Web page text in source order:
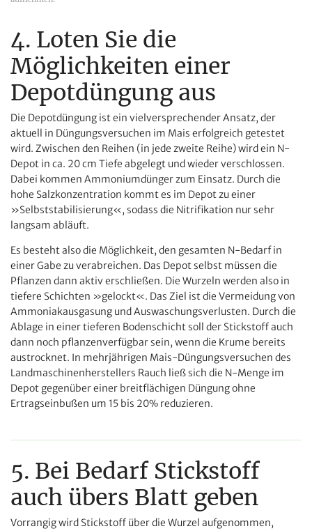
4. Loten Sie die
Möglichkeiten einer
Depotdüngung aus
Die Depotdüngung ist ein vielversprechender Ansatz, der
aktuell in Düngungsversuchen im Mais erfolgreich getestet
wird. Zwischen den Reihen (in jede zweite Reihe) wird ein N-
Depot in ca. 20 cm Tiefe abgelegt und wieder verschlossen.
Dabei kommen Ammoniumdünger zum Einsatz. Durch die
hohe Salzkonzentration kommt es im Depot zu einer
»Selbststabilisierung«, sodass die Nitrifikation nur sehr
langsam abläuft.
Es besteht also die Möglichkeit, den gesamten N-Bedarf in
einer Gabe zu verabreichen. Das Depot selbst müssen die
Pflanzen dann aktiv erschließen. Die Wurzeln werden also in
tiefere Schichten »gelockt«. Das Ziel ist die Vermeidung von
Ammoniakausgasung und Auswaschungsverlusten. Durch die
Ablage in einer tieferen Bodenschicht soll der Stickstoff auch
dann noch pflanzenverfügbar sein, wenn die Krume bereits
austrocknet. In mehrjährigen Mais-Düngungsversuchen des
Landmaschinenherstellers Rauch ließ sich die N-Menge im
Depot gegenüber einer breitflächigen Düngung ohne
Ertragseinbußen um 15 bis 20% reduzieren.
5. Bei Bedarf Stickstoff
auch übers Blatt geben
Vorrangig wird Stickstoff über die Wurzel aufgenommen,